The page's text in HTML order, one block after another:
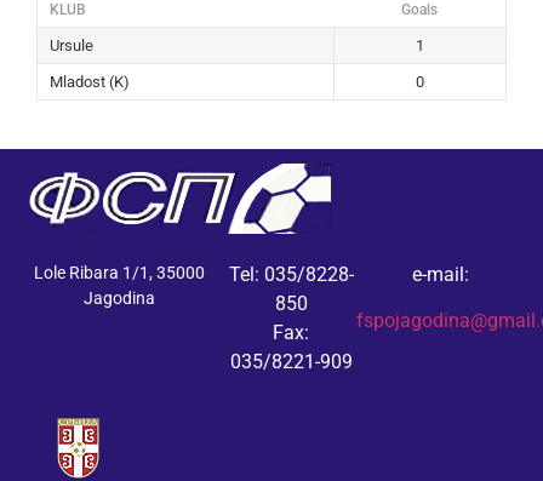
KLUB Goals
Ursule
1
Mladost (K)
0
Lole Ribara 1/1, 35000
Jagodina
Tel: 035/8228-
850
Fax:
035/8221-909
e-mail: